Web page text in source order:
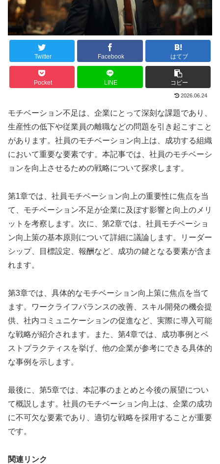
Twitter Facebook はてブ
Pocket LINE コピー
2026.06.24
モチベーション不足は、企業にとって深刻な課題であり、
生産性の低下や従業員の離職などの問題を引き起こすこと
があります。社員のモチベーション向上は、成功する組織
において重要な要素です。本記事では、社員のモチベーシ
ョンを向上させるための戦略について探求します。
第1章では、社員モチベーション向上の重要性に焦点を当
て、モチベーション不足が企業に及ぼす影響と向上のメリ
ットを考察します。次に、第2章では、社員モチベーショ
ン向上策の基本原則について詳細に議論します。リーダー
シップ、目標設定、報酬など、成功の鍵となる要素が含ま
れます。
第3章では、具体的なモチベーション向上策に焦点を当て
ます。ワークライフバランスの改善、スキル開発の機会提
供、社内コミュニケーションの促進など、実際に導入可能
な戦略が紹介されます。また、第4章では、成功事例とベ
ストプラクティスを挙げ、他の企業が参考にできる具体的
な事例を示します。
最後に、第5章では、本記事のまとめと今後の展望につい
て概説します。社員のモチベーション向上は、企業の成功
に不可欠な要素であり、適切な戦略を採用することが重要
です。
関連リンク